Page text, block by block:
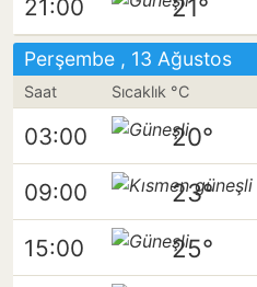
21:00 21°
Perşembe , 13 Ağustos
Saat Sıcaklık °C
03:00 20°
09:00 23°
15:00 25°